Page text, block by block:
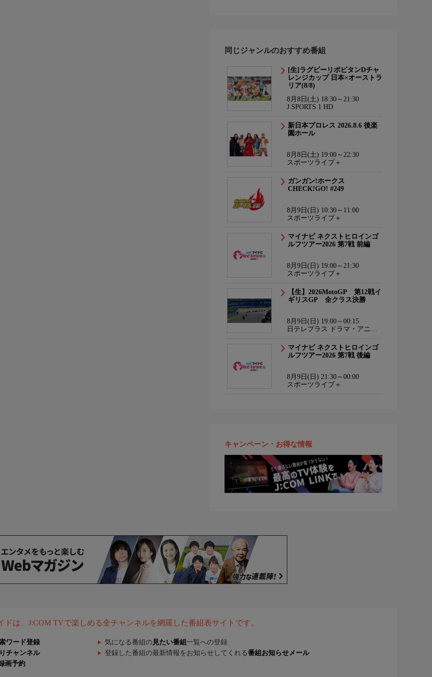
同じジャンルのおすすめ番組
[生]ラグビーリポビタンDチャ
レンジカップ 日本×オーストラ
リア(8/8)
8月8日(土) 18:30～21:30
J SPORTS 1 HD
新日本プロレス 2026.8.6 後楽
園ホール
8月8日(土) 19:00～22:30
スポーツライブ＋
ガンガン!ホークス
CHECK!GO! #249
8月9日(日) 10:30～11:00
スポーツライブ＋
マイナビ ネクストヒロインゴ
ルフツアー2026 第7戦 前編
8月9日(日) 19:00～21:30
スポーツライブ＋
【生】2026MotoGP 第12戦イ
ギリスGP 全クラス決勝
8月9日(日) 19:00～00:15
日テレプラス ドラマ・アニ
マイナビ ネクストヒロインゴ
ルフツアー2026 第7戦 後編
8月9日(日) 21:30～00:00
スポーツライブ＋
キャンペーン・お得な情報
ドは、J:COM TVで楽しめる全チャンネルを網羅した番組表サイトです。
ワード登録 気になる番組の 見たい番組 一覧への登録
チャンネル 登録した番組の最新情報をお知らせしてくれる番組お知らせメール
画予約